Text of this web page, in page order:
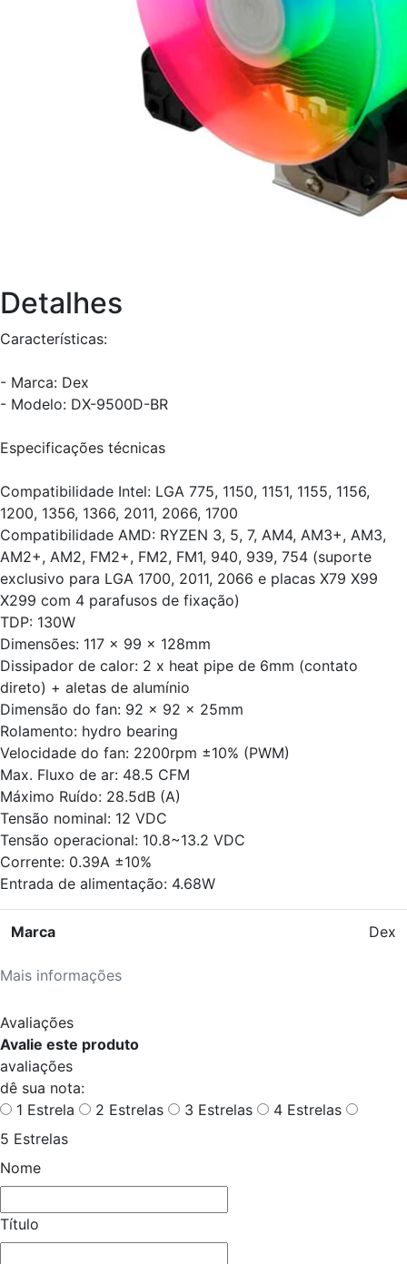
Detalhes
Características:
- Marca: Dex
- Modelo: DX-9500D-BR
Especificações técnicas
Compatibilidade Intel: LGA 775, 1150, 1151, 1155, 1156,
1200, 1356, 1366, 2011, 2066, 1700
Compatibilidade AMD: RYZEN 3, 5, 7, AM4, AM3+, AM3,
AM2+, AM2, FM2+, FM2, FM1, 940, 939, 754 (suporte
exclusivo para LGA 1700, 2011, 2066 e placas X79 X99
X299 com 4 parafusos de fixação)
TDP: 130W
Dimensões: 117 x 99 x 128mm
Dissipador de calor: 2 x heat pipe de 6mm (contato
direto) + aletas de alumínio
Dimensão do fan: 92 x 92 x 25mm
Rolamento: hydro bearing
Velocidade do fan: 2200rpm ±10% (PWM)
Max. Fluxo de ar: 48.5 CFM
Máximo Ruído: 28.5dB (A)
Tensão nominal: 12 VDC
Tensão operacional: 10.8~13.2 VDC
Corrente: 0.39A ±10%
Entrada de alimentação: 4.68W
Mais informações
Marca Dex
Avaliações
Avalie este produto
avaliações
dê sua nota:
1 Estrela
2 Estrelas 3 Estrelas
4 Estrelas
5 Estrelas
Nome
Título